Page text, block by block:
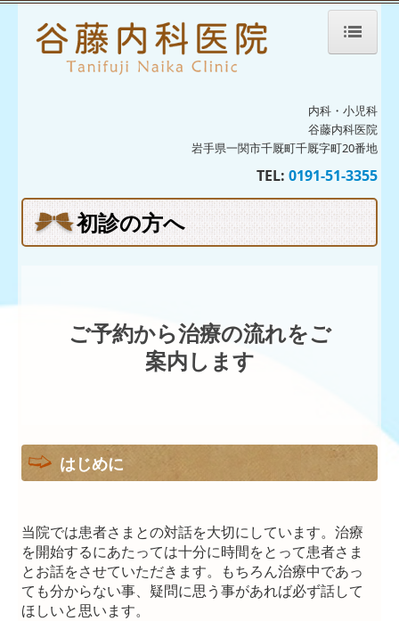
ホーム
生活習慣病
予防接種・ワクチン
病児保育室ひこうき雲
サロンプラタナス
交通案内
保健医療機関における掲示事項
内科・小児科
谷藤内科医院
岩手県一関市千厩町千厩字町20番地
TEL: 0191-51-3355
初診の方へ
ご予約から治療の流れをご
案内します
はじめに
当院では患者さまとの対話を大切にしています。治療
を開始するにあたっては十分に時間をとって患者さま
とお話をさせていただきます。もちろん治療中であっ
ても分からない事、疑問に思う事があれば必ず話して
ほしいと思います。